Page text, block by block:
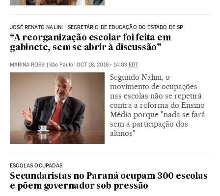
JOSÉ RENATO NALINI | SECRETÁRIO DE EDUCAÇÃO DO ESTADO DE SP
“A reorganização escolar foi feita em
gabinete, sem se abrir à discussão”
MARINA ROSSI | São Paulo | OCT 18, 2016 - 14:09 EDT
Segundo Nalini, o
movimento de ocupações
nas escolas não se repetirá
contra a reforma do Ensino
Médio porque "nada se fará
sem a participação dos
alunos"
ESCOLAS OCUPADAS
Secundaristas no Paraná ocupam 300 escolas
e põem governador sob pressão